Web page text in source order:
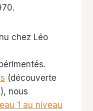
chez Léo
(découverte
nous
1 au niveau